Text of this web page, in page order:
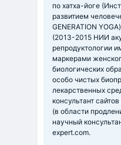
по хатха-йоге
развитием
GENERATION
(2013-2015 НИИ
репродуктологии
маркерами
биологических
особо чистых
лекарственных
консультант
(в области
научный
expert.com.